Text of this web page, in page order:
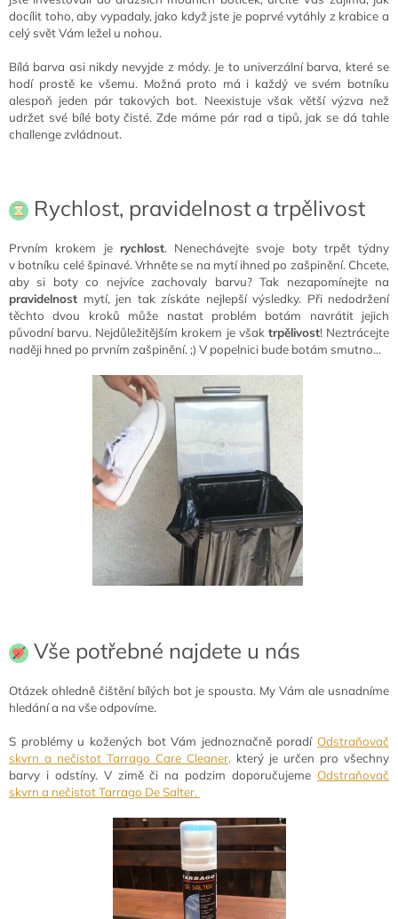
docílit toho, aby vypadaly, jako když jste je poprvé vytáhly z krabice a
celý svět Vám ležel u nohou.
Bílá barva asi nikdy nevyjde z módy. Je to univerzální barva, které se
hodí prostě ke všemu. Možná proto má i každý ve svém botníku
alespoň jeden pár takových bot. Neexistuje však větší výzva než
udržet své bílé boty čisté. Zde máme pár rad a tipů, jak se dá tahle
challenge zvládnout.
Rychlost, pravidelnost a trpělivost
Prvním krokem je rychlost. Nenechávejte svoje boty trpět týdny
v botníku celé špinavé. Vrhněte se na mytí ihned po zašpinění. Chcete,
aby si boty co nejvíce zachovaly barvu? Tak nezapomínejte na
pravidelnost mytí, jen tak získáte nejlepší výsledky. Při nedodržení
těchto dvou kroků může nastat problém botám navrátit jejich
původní barvu. Nejdůležitějším krokem je však trpělivost! Neztrácejte
naději hned po prvním zašpinění. ;) V popelnici bude botám smutno...
Vše potřebné najdete u nás
Otázek ohledně čištění bílých bot je spousta. My Vám ale usnadníme
hledání a na vše odpovíme.
S problémy u kožených bot Vám jednoznačně poradí Odstraňovač
skvrn a nečistot Tarrago Care Cleaner, který je určen pro všechny
barvy i odstíny. V zimě či na podzim doporučujeme Odstraňovač
skvrn a nečistot Tarrago De Salter.